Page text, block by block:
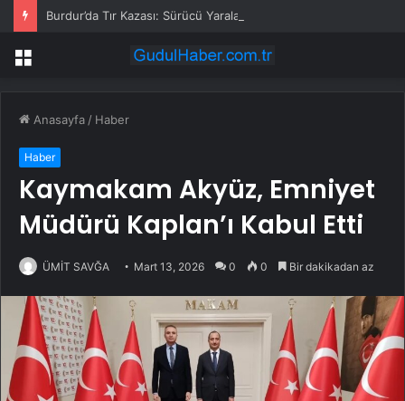
Burdur’da Tır Kazası: Sürücü Yaralandı
Menü
Anasayfa / Haber
Haber
Kaymakam Akyüz, Emniyet
Müdürü Kaplan’ı Kabul Etti
ÜMİT SAVĞA Mart 13, 2026 0 0 Bir dakikadan az